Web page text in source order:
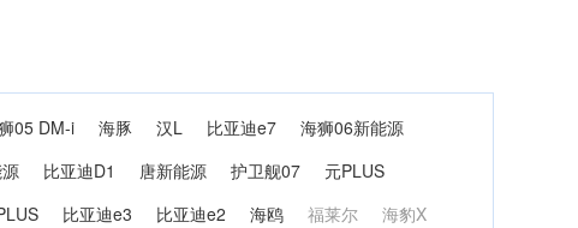
05 DM-i 海豚 汉L 比亚迪e7
海狮06新能源
比亚迪D1 唐新能源 护卫舰07
元PLUS
比亚迪e3 比亚迪e2 海鸥 福莱尔 海豹X